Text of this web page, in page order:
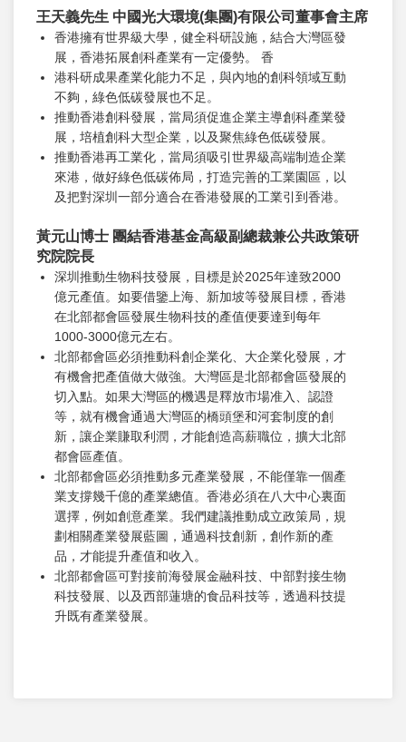
王天義先生 中國光大環境(集團)有限公司董事會主席
香港擁有世界級大學，健全科研設施，結合大灣區發
展，香港拓展創科產業有一定優勢。 香
港科研成果產業化能力不足，與內地的創科領域互動
不夠，綠色低碳發展也不足。
推動香港創科發展，當局須促進企業主導創科產業發
展，培植創科大型企業，以及聚焦綠色低碳發展。
推動香港再工業化，當局須吸引世界級高端制造企業
來港，做好綠色低碳佈局，打造完善的工業園區，以
及把對深圳一部分適合在香港發展的工業引到香港。
黃元山博士 團結香港基金高級副總裁兼公共政策研
究院院長
深圳推動生物科技發展，目標是於2025年達致2000
億元產值。如要借鑒上海、新加坡等發展目標，香港
在北部都會區發展生物科技的產值便要達到每年
1000-3000億元左右。
北部都會區必須推動科創企業化、大企業化發展，才
有機會把產值做大做強。大灣區是北部都會區發展的
切入點。如果大灣區的機遇是釋放市場准入、認證
等，就有機會通過大灣區的橋頭堡和河套制度的創
新，讓企業賺取利潤，才能創造高薪職位，擴大北部
都會區產值。
北部都會區必須推動多元產業發展，不能僅靠一個產
業支撐幾千億的產業總值。香港必須在八大中心裏面
選擇，例如創意產業。我們建議推動成立政策局，規
劃相關產業發展藍圖，通過科技創新，創作新的產
品，才能提升產值和收入。
北部都會區可對接前海發展金融科技、中部對接生物
科技發展、以及西部蓮塘的食品科技等，透過科技提
升既有產業發展。